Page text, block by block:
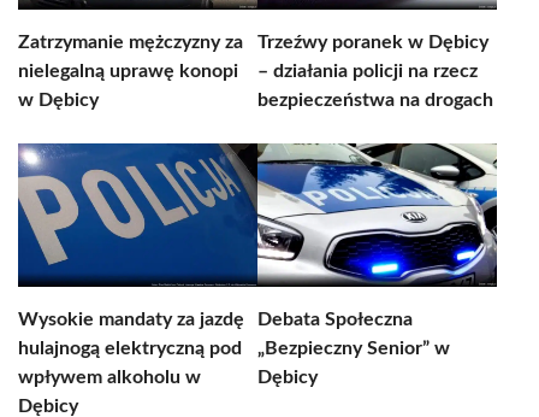
Zatrzymanie mężczyzny za
nielegalną uprawę konopi
w Dębicy
Trzeźwy poranek w Dębicy
– działania policji na rzecz
bezpieczeństwa na drogach
Wysokie mandaty za jazdę
hulajnogą elektryczną pod
wpływem alkoholu w
Dębicy
Debata Społeczna
„Bezpieczny Senior” w
Dębicy